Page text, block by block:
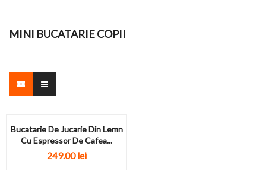
MINI BUCATARIE COPII
Bucatarie De Jucarie Din Lemn
Cu Espressor De Cafea...
249.00lei